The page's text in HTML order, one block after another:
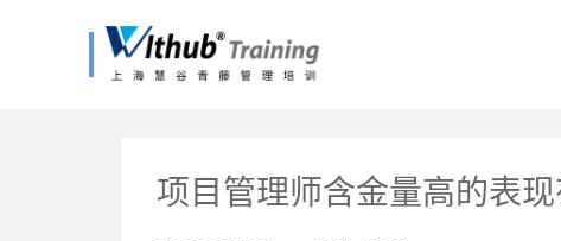
项目管理师含金量高的表